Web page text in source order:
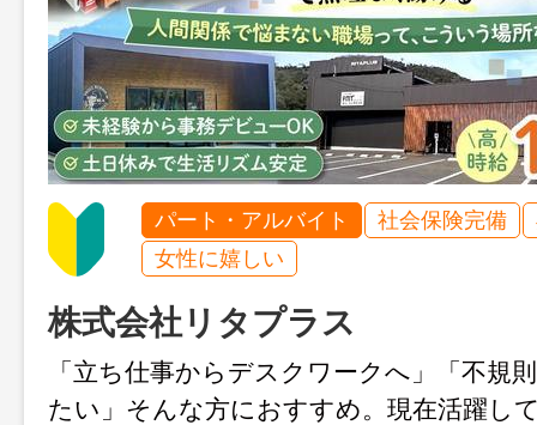
パート・アルバイト 社会保険完備
女性に嬉しい
株式会社リタプラス
「立ち仕事からデスクワークへ」「不規
たい」そんな方におすすめ。現在活躍し